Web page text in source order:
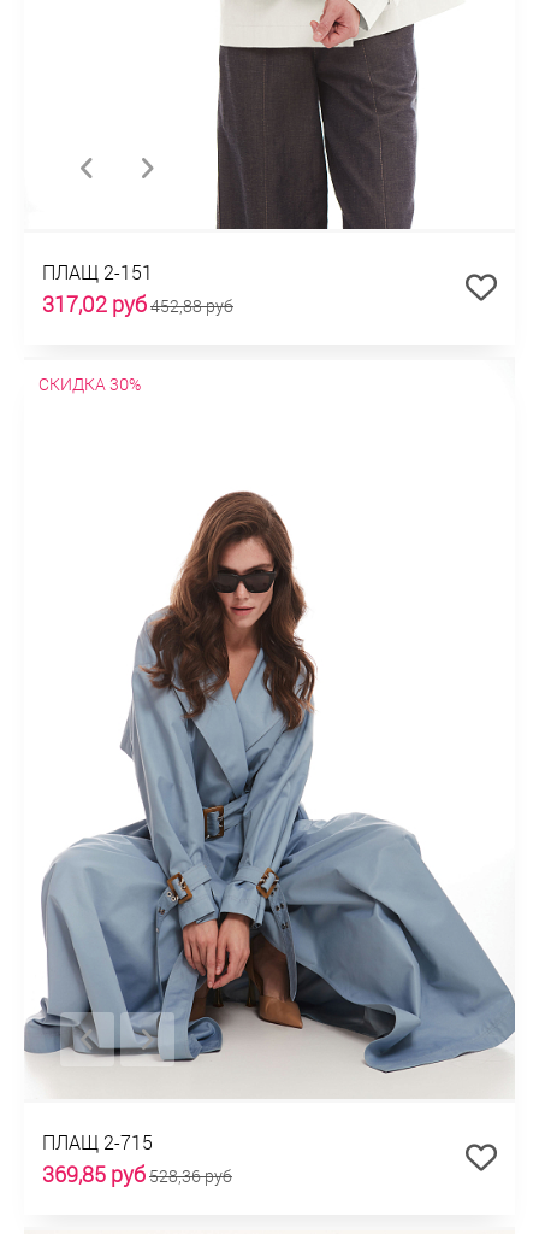
ПЛАЩ 2-151
317,02 руб452,88 руб
СКИДКА 30%
ПЛАЩ 2-715
369,85 руб528,36 руб